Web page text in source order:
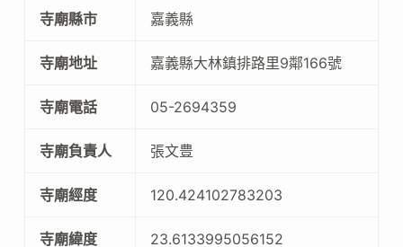
寺廟縣市 嘉義縣
寺廟地址 嘉義縣大林鎮排路里9鄰166號
寺廟電話 05-2694359
寺廟負責人 張文豊
寺廟經度 120.424102783203
寺廟緯度 23.6133995056152